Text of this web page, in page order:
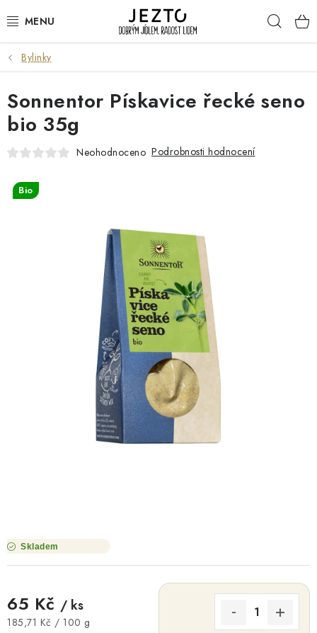
na
DÁRKOVÉ SADY
TRVANLIVÉ
DROGERIE A KOSMETIKA
RELAX A REGENERACE
NÁŠ PŘÍBĚH FIREMNÍ DÁRKY
DOPRAVA A PLATBA
Bylinky
Skladem
65 Kč / ks
Měrná cena:
185,71 Kč / 100 g
Sonnentor Pískavice řecké seno
bio 35g
Neohodnoceno Podrobnosti hodnocení
Bio